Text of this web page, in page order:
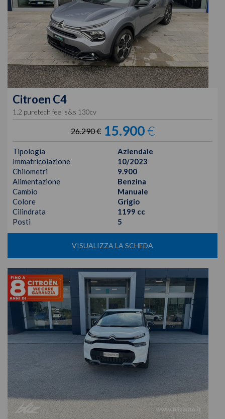
Citroen C4
1.2 puretech feel s&s 130cv
26.290 € 15.900€
Tipologia
Aziendale
Immatricolazione
10/2023
Chilometri
9.900
Alimentazione
Benzina
Cambio
Manuale
Colore
Grigio
Cilindrata
1199 cc
Posti
5
VISUALIZZA LA SCHEDA